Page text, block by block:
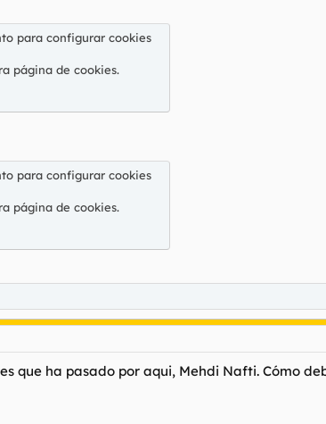
para configurar cookies
página de cookies.
para configurar cookies
página de cookies.
que ha pasado por aqui, Mehdi Nafti. Cómo